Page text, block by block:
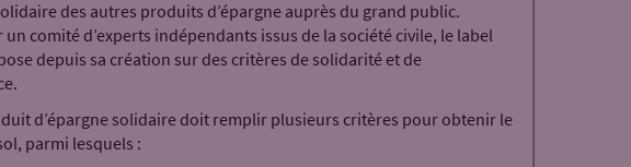
des autres produits d’épargne auprès du grand public.
comité d’experts indépendants issus de la société civile, le label
depuis sa création sur des critères de solidarité et de
d’épargne solidaire doit remplir plusieurs critères pour obtenir le
parmi lesquels :